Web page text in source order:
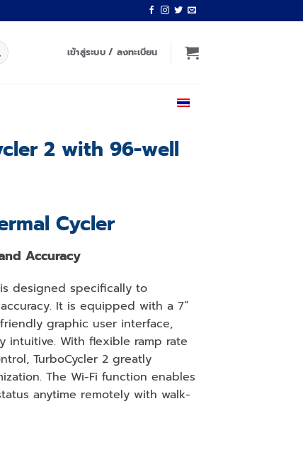
เข้าสู่ระบบ / ลงทะเบียน
2 with 96-well
Cycler
Accuracy
designed specifically to
It is equipped with a 7”
graphic user interface,
intuitive. With flexible ramp rate
TurboCycler 2 greatly
The Wi-Fi function enables
anytime remotely with walk-